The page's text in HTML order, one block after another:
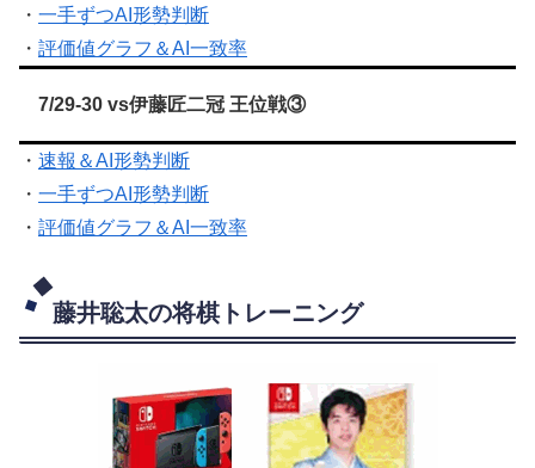
・ 一手ずつAI形勢判断
・ 評価値グラフ＆AI一致率
7/29-30 vs伊藤匠二冠 王位戦③
・ 速報＆AI形勢判断
・ 一手ずつAI形勢判断
・ 評価値グラフ＆AI一致率
藤井聡太の将棋トレーニング